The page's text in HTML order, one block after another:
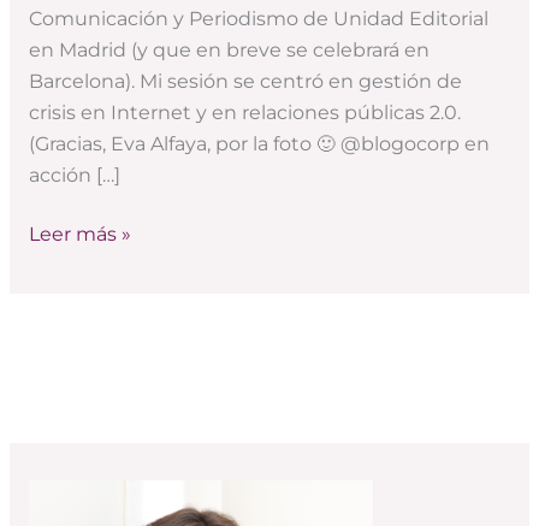
Comunicación y Periodismo de Unidad Editorial
en Madrid (y que en breve se celebrará en
Barcelona). Mi sesión se centró en gestión de
crisis en Internet y en relaciones públicas 2.0.
(Gracias, Eva Alfaya, por la foto 🙂 @blogocorp en
acción […]
prensa
sociales
y
tendencias
Leer más »